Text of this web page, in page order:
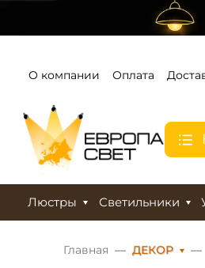
О компании Оплата
Люстры Светильники
Главная ДЕКОР